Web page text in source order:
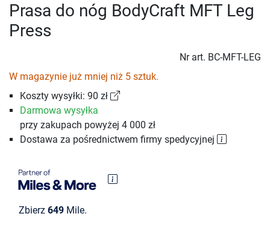
Prasa do nóg BodyCraft MFT Leg
Press
Nr art. BC-MFT-LEG
W magazynie już mniej niż 5 sztuk.
Koszty wysyłki: 90 zł
Darmowa wysyłka
przy zakupach powyżej 4 000 zł
Dostawa za pośrednictwem firmy spedycyjnej
Zbierz 649 Mile.